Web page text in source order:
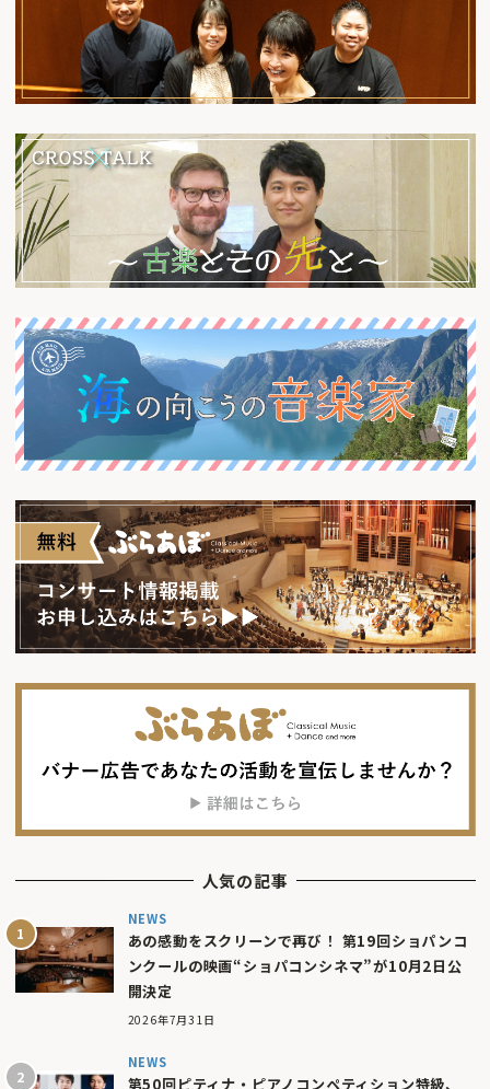
人気の記事
NEWS
あの感動をスクリーンで再び！ 第19回ショパンコ
ンクールの映画“ショパコンシネマ”が10月2日公
開決定
2026年7月31日
NEWS
第50回ピティナ・ピアノコンペティション特級、